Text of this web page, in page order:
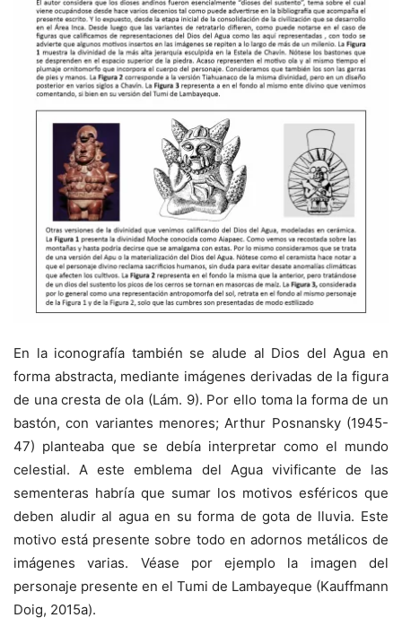
En la iconografía también se alude al Dios del Agua en
forma abstracta, mediante imágenes derivadas de la figura
de una cresta de ola (Lám. 9). Por ello toma la forma de un
bastón, con variantes menores; Arthur Posnansky (1945-
47) planteaba que se debía interpretar como el mundo
celestial. A este emblema del Agua vivificante de las
sementeras habría que sumar los motivos esféricos que
deben aludir al agua en su forma de gota de lluvia. Este
motivo está presente sobre todo en adornos metálicos de
imágenes varias. Véase por ejemplo la imagen del
personaje presente en el Tumi de Lambayeque (Kauffmann
Doig, 2015a).